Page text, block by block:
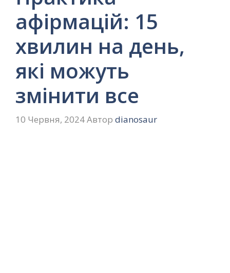
афірмацій: 15
хвилин на день,
які можуть
змінити все
10 Червня, 2024Автор dianosaur